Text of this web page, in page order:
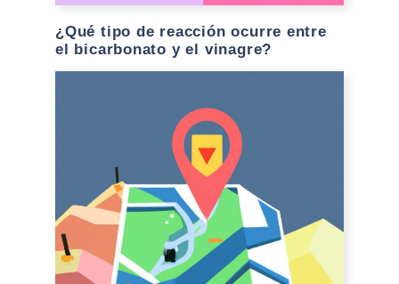
¿Qué tipo de reacción ocurre entre
el bicarbonato y el vinagre?